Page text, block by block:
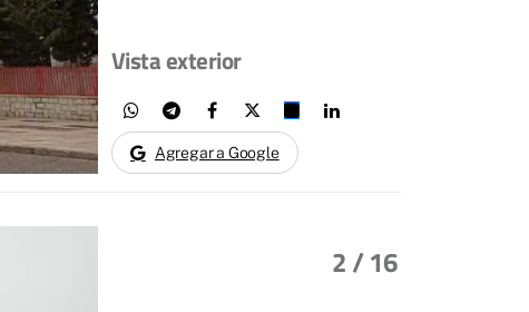
Vista exterior
Agregar a Google
2/ 16